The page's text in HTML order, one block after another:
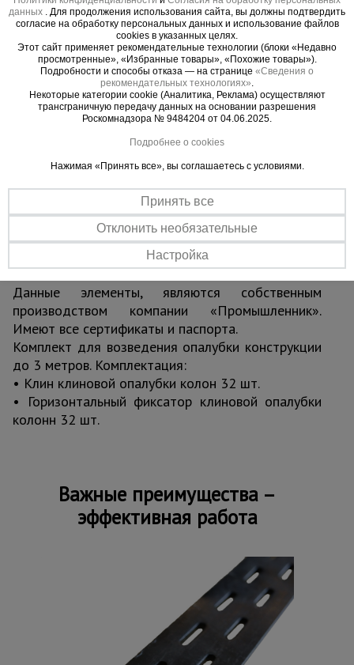
горизонтальном фиксаторе.
• Фиксаторы опалубки колонн – комплект
горизонтальных фиксаторов, предназначенных
для возведения монолитных бетонных и
железобетонных колонн. Фиксаторы крепятся
универсальными клиньями. Имеют 2 ряда
отверстий для точной юстировки конструкций в
соответствии с инженерными особенностями
вашего проекта. Два ряда отверстий, в каждом
Внутри этой системы устанавливаются
деревянные формы из фанеры, которые
определяют размеры и форму будущей колонны.
Основание опалубки отличается повышенной
влагостойкостью.
Данные элементы, являются собственным
производством компании «Промышленник».
Имеют все сертификаты и паспорта.
Комплект для возведения опалубки конструкции
до 3 метров. Комплектация:
• Клин клиновой опалубки колон 32 шт.
• Горизонтальный фиксатор клиновой опалубки
колонн 32 шт.
Важные преимущества –
эффективная работа
данных
. Для продолжения использования сайта, вы должны подтвердить
согласие на обработку персональных данных и использование файлов
cookies в указанных целях.
Этот сайт применяет рекомендательные технологии (блоки «Недавно
просмотренные», «Избранные товары», «Похожие товары»).
Подробности и способы отказа — на странице «Сведения о
рекомендательных технологиях»
Некоторые категории cookie (Аналитика, Реклама) осуществляют
трансграничную передачу данных на основании разрешения
Роскомнадзора № 9484204 от 04.06.2025.
Подробнее о cookies
Нажимая «Принять все», вы соглашаетесь с условиями.
Принять все
Отклонить необязательные
Настройка